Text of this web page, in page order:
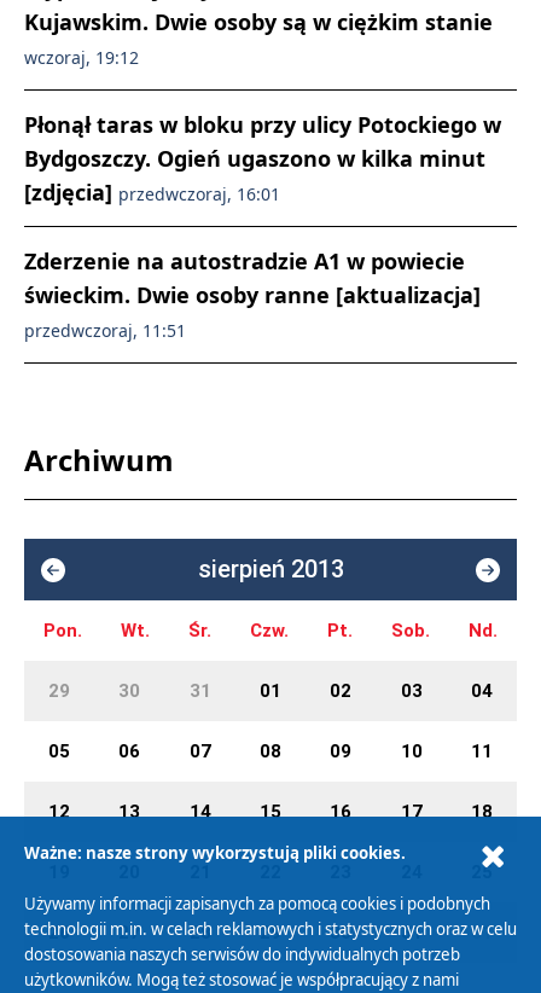
Kujawskim. Dwie osoby są w ciężkim stanie
wczoraj, 19:12
Płonął taras w bloku przy ulicy Potockiego w
Bydgoszczy. Ogień ugaszono w kilka minut
[zdjęcia] przedwczoraj, 16:01
Zderzenie na autostradzie A1 w powiecie
świeckim. Dwie osoby ranne [aktualizacja]
przedwczoraj, 11:51
Archiwum
sierpień 2013
Pon. Wt. Śr. Czw. Pt. Sob. Nd.
29 30 31 01 02 03 04
05 06 07 08 09 10 11
12 13 14 15 16 17 18
25
26 27 28 29 30 31 01
Ważne: nasze strony wykorzystują pliki cookies.
Używamy informacji zapisanych za pomocą cookies i podobnych
technologii m.in. w celach reklamowych i statystycznych oraz w celu
dostosowania naszych serwisów do indywidualnych potrzeb
użytkowników. Mogą też stosować je współpracujący z nami